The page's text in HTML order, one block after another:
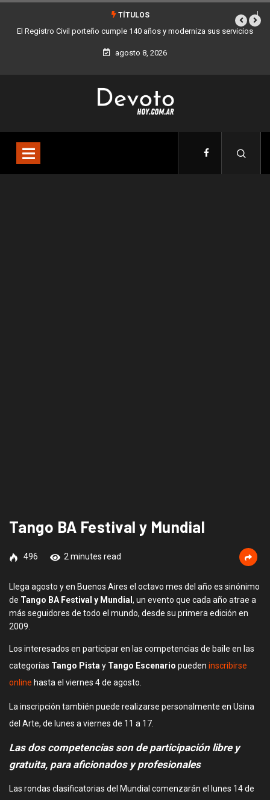
TÍTULOS
El Registro Civil porteño cumple 140 años y moderniza sus servicios
agosto 8, 2026
Tango BA Festival y Mundial
496 2 minutes read
Llega agosto y en Buenos Aires el octavo mes del año es sinónimo
de Tango BA Festival y Mundial , un evento que cada año atrae a
más seguidores de todo el mundo, desde su primera edición en
2009.
Los interesados en participar en las competencias de baile en las
categorías Tango Pista y Tango Escenario pueden inscribirse
online hasta el viernes 4 de agosto.
La inscripción también puede realizarse personalmente en Usina
del Arte, de lunes a viernes de 11 a 17.
Las dos competencias son de participación libre y
gratuita, para aficionados y profesionales
Las rondas clasificatorias del Mundial comenzarán el lunes 14 de